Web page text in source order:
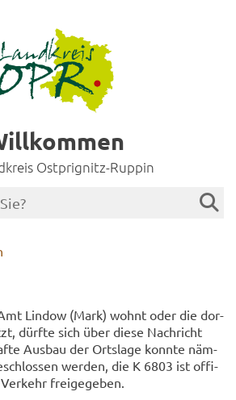
Ostprignitz-Ruppin
Lin­dow (Mark) wohnt oder die dor­
dürf­te sich über diese Nach­richt
Aus­bau der Orts­la­ge konn­te näm­
wer­den, die K 6803 ist of­fi­
frei­ge­ge­ben.